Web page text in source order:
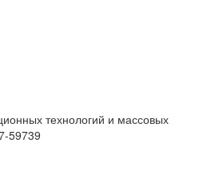
технологий и массовых
59739